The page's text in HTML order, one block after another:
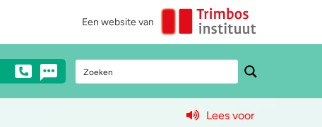
Een website van
Lees voor